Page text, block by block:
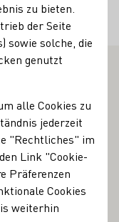
Esslingen
Funktionsbau ein
und grandiosem
Er präsentiert sich
attraktiv. Weite
Linien nehmen
zu bieten.
der Seite
sowie solche, die
genutzt
alle Cookies zu
jederzeit
"Rechtliches" im
Link "Cookie-
Präferenzen
Cookies
weiterhin